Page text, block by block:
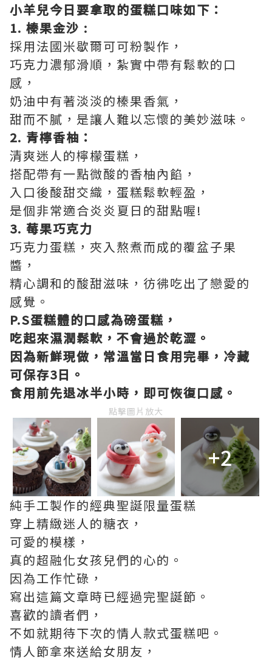
小羊兒今日要拿取的蛋糕口味如下：
1. 榛果金沙 :
採用法國米歇爾可可粉製作，
巧克力濃郁滑順，紮實中帶有鬆軟的口
感，
奶油中有著淡淡的榛果香氣，
甜而不膩，是讓人難以忘懷的美妙滋味。
2. 青檸香柚：
清爽迷人的檸檬蛋糕，
搭配帶有一點微酸的香柚內餡，
入口後酸甜交織，蛋糕鬆軟輕盈，
是個非常適合炎炎夏日的甜點喔!
3. 莓果巧克力
巧克力蛋糕，夾入熬煮而成的覆盆子果
醬，
精心調和的酸甜滋味，彷彿吃出了戀愛的
感覺。
P.S蛋糕體的口感為磅蛋糕，
吃起來濕潤鬆軟，不會過於乾澀。
因為新鮮現做，常溫當日食用完畢，冷藏
可保存3日。
食用前先退冰半小時，即可恢復口感。
點擊圖片放大
+2
純手工製作的經典聖誕限量蛋糕
穿上精緻迷人的糖衣，
可愛的模樣，
真的超融化女孩兒們的心的。
因為工作忙碌，
寫出這篇文章時已經過完聖誕節。
喜歡的讀者們，
不如就期待下次的情人款式蛋糕吧。
情人節拿來送給女朋友，